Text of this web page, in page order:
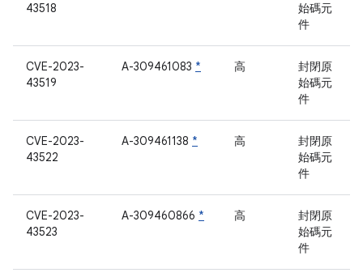
43518
始碼元
件
CVE-2023-
43519
A-309461083 * 高
封閉原
始碼元
件
CVE-2023-
43522
A-309461138 * 高
封閉原
始碼元
件
CVE-2023-
43523
A-309460866 * 高
封閉原
始碼元
件